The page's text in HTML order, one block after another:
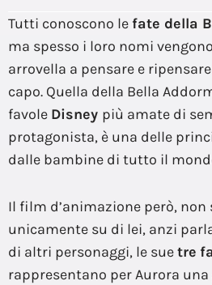
Tutti conoscono le fate della
ma spesso i loro nomi
arrovella a pensare e
capo. Quella della Bella
favole Disney più amate di
protagonista, è una delle
dalle bambine di tutto il
Il film d’animazione però, non
unicamente su di lei, anzi
di altri personaggi, le suetre
rappresentano per Aurora